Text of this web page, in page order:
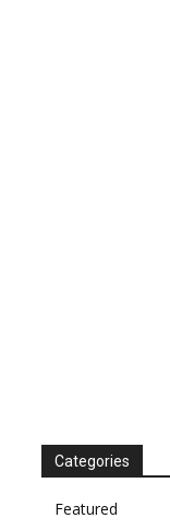
Categories
Featured